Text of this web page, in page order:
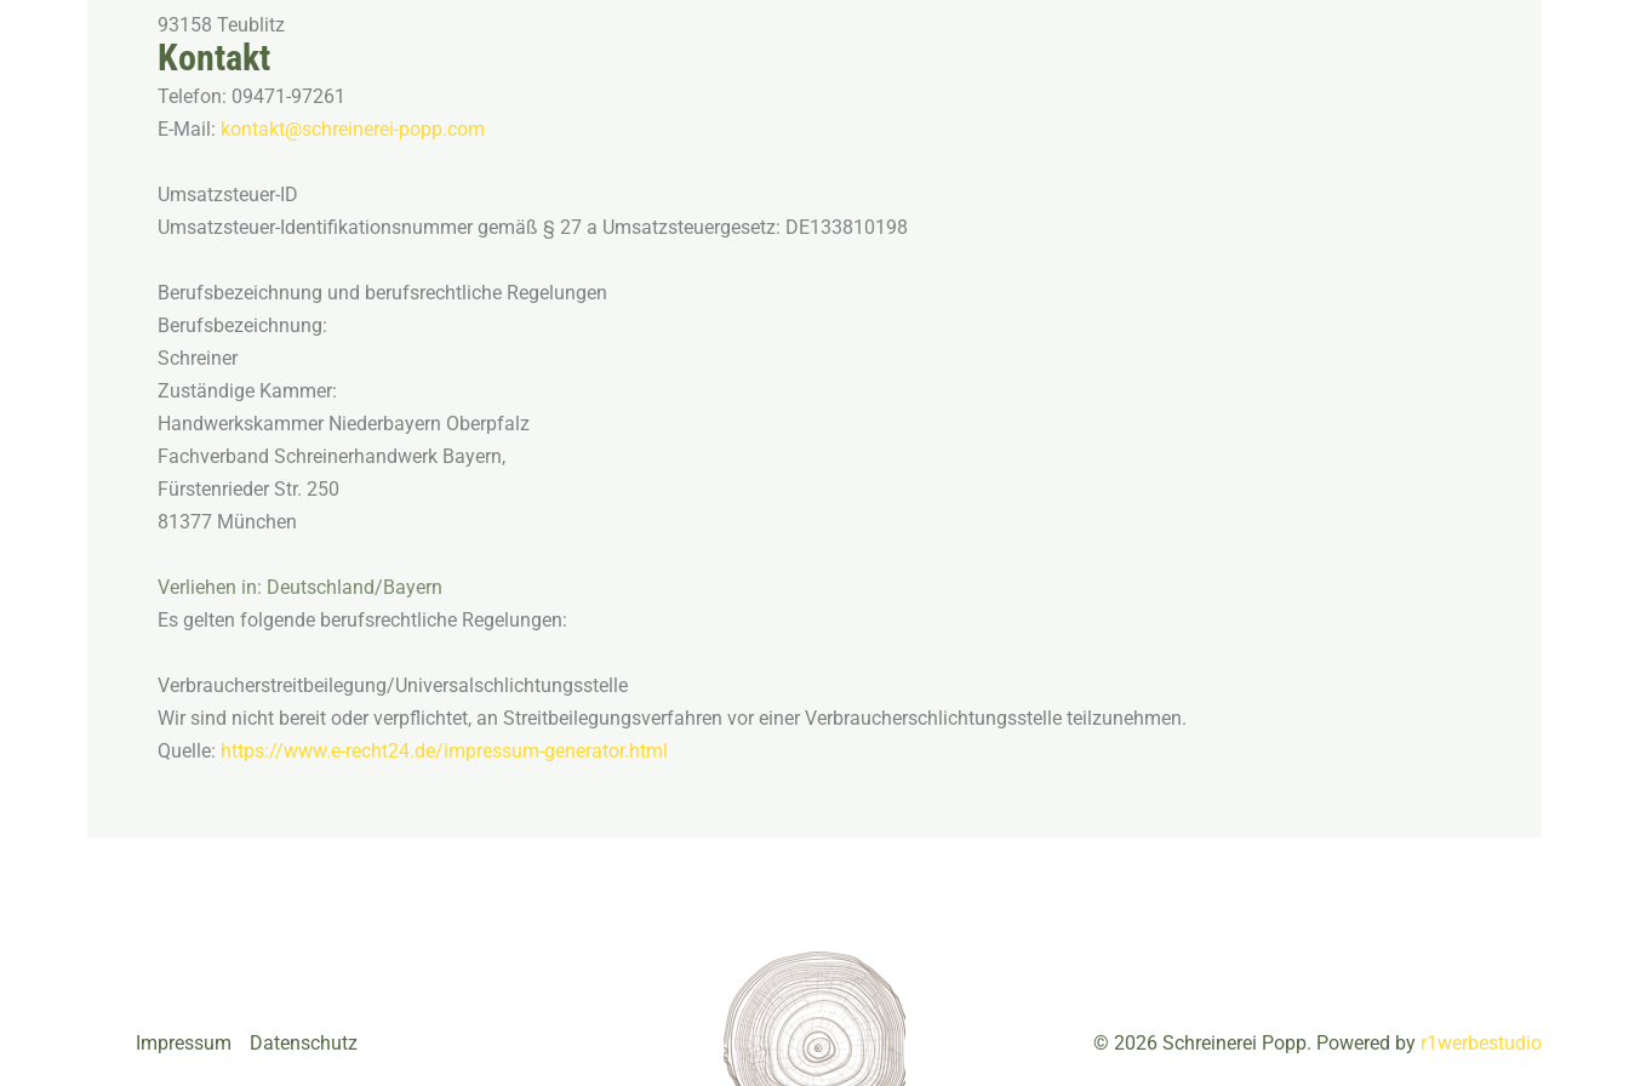
93158 Teublitz
Kontakt
Telefon: 09471-97261
E-Mail: kontakt@schreinerei-popp.com
Umsatzsteuer-ID
Umsatzsteuer-Identifikationsnummer gemäß § 27 a Umsatzsteuergesetz: DE133810198
Berufsbezeichnung und berufsrechtliche Regelungen
Berufsbezeichnung:
Schreiner
Zuständige Kammer:
Handwerkskammer Niederbayern Oberpfalz
Fachverband Schreinerhandwerk Bayern,
Fürstenrieder Str. 250
81377 München
Verliehen in: Deutschland/Bayern
Es gelten folgende berufsrechtliche Regelungen:
Verbraucher­streit­beilegung/Universal­schlichtungs­stelle
Wir sind nicht bereit oder verpflichtet, an Streitbeilegungsverfahren vor einer Verbraucherschlichtungsstelle teilzunehmen.
Quelle: https://www.e-recht24.de/impressum-generator.html
Impressum Datenschutz © 2026 Schreinerei Popp. Powered by r1werbestudio